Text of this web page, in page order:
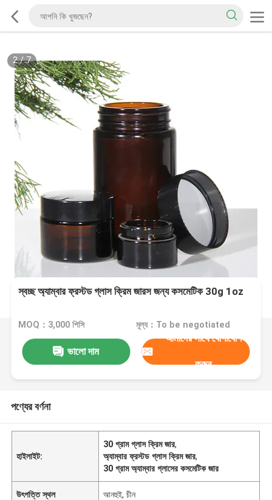
2/7
স্বচ্ছ অ্যাম্বার ফ্রস্টড গ্লাস ক্রিম জারস জন্য কসমেটিক 30g 1oz
MOQ：3,000 পিসি মূল্য：To be negotiated
ভালো দাম
আমাদের সাথে যোগাযোগ
করুন
পণ্যের বর্ণনা
হাইলাইট:
30 গ্রাম গ্লাস ক্রিম জার,
অ্যাম্বার ফ্রস্টড গ্লাস ক্রিম জার,
30 গ্রাম অ্যাম্বার গ্লাসের কসমেটিক জার
উৎপত্তি স্থল আনহুই, চীন